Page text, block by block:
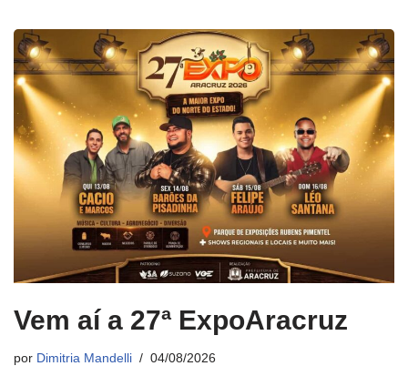
Vem aí a 27ª ExpoAracruz
por Dimitria Mandelli 04/08/2026